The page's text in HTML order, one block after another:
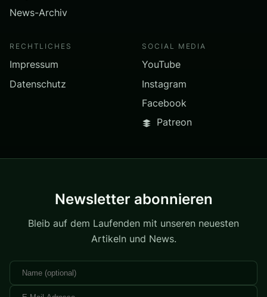
News-Archiv
RECHTLICHES
Impressum
Datenschutz
SOCIAL MEDIA
YouTube
Instagram
Facebook
Patreon
Newsletter abonnieren
Bleib auf dem Laufenden mit unseren neuesten
Artikeln und News.